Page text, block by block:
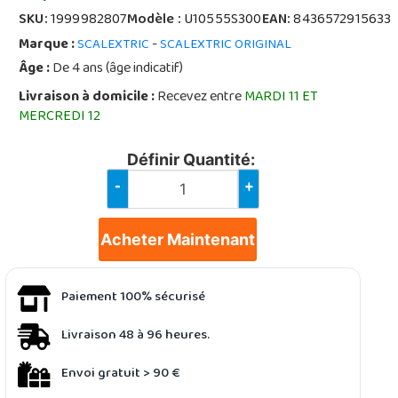
SKU:1999982807Modèle :U10555S300EAN:8436572915633
Marque :SCALEXTRIC-SCALEXTRIC ORIGINAL
Âge :De 4 ans (âge indicatif)
Livraison à domicile :Recevez entreMARDI 11 ET
MERCREDI 12
Définir Quantité:
- +
Acheter Maintenant
Paiement 100% sécurisé
Livraison 48 à 96 heures.
Envoi gratuit > 90 €